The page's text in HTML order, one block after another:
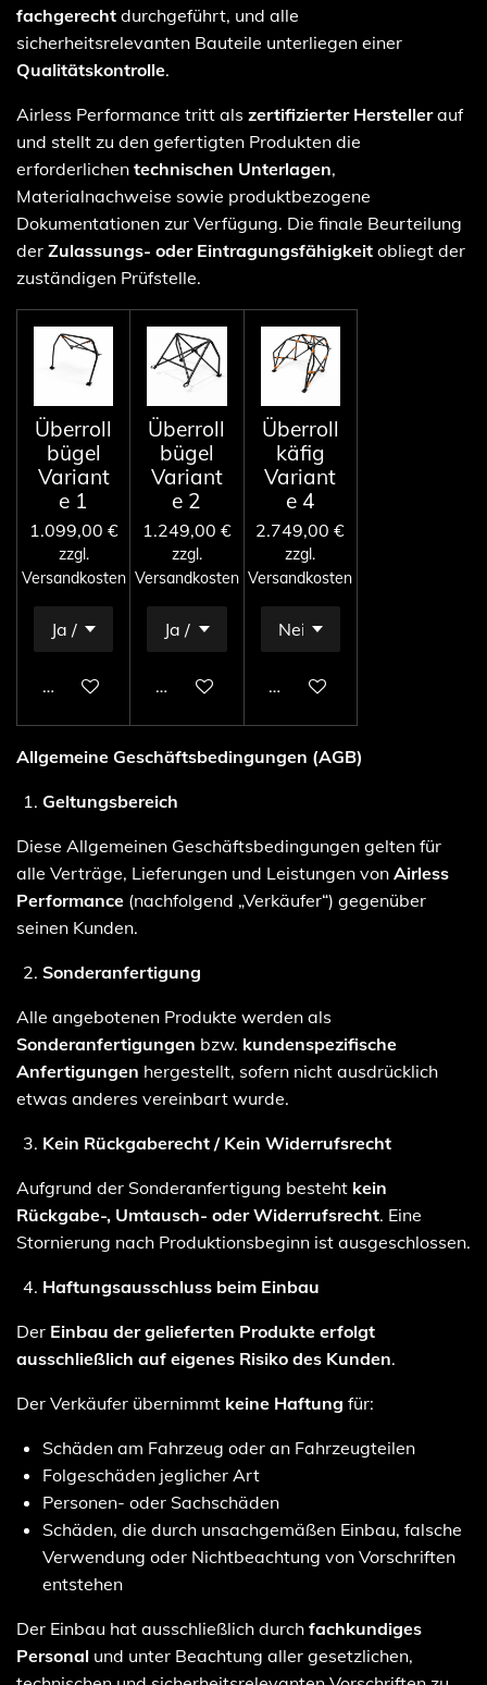
fachgerecht durchgeführt, und alle
sicherheitsrelevanten Bauteile unterliegen einer
Qualitätskontrolle.
Airless Performance tritt als zertifizierter Herstellerauf
und stellt zu den gefertigten Produkten die
erforderlichen technischen Unterlagen,
Materialnachweise sowie produktbezogene
Dokumentationen zur Verfügung. Die finale Beurteilung
der Zulassungs- oder Eintragungsfähigkeit obliegt der
zuständigen Prüfstelle.
Überroll
bügel
Variant
e 1
1.099,00 €
zzgl.
Versandkosten
In den Warenkorb
Überroll
bügel
Variant
e 2
1.249,00 €
zzgl.
Versandkosten
In den Warenkorb
Überroll
käfig
Variant
e 4
2.749,00 €
zzgl.
Versandkosten
In den Warenkorb
Allgemeine Geschäftsbedingungen (AGB)
Geltungsbereich
Diese Allgemeinen Geschäftsbedingungen gelten für
alle Verträge, Lieferungen und Leistungen von Airless
Performance (nachfolgend „Verkäufer“) gegenüber
seinen Kunden.
Sonderanfertigung
Alle angebotenen Produkte werden als
Sonderanfertigungen bzw. kundenspezifische
Anfertigungen hergestellt, sofern nicht ausdrücklich
etwas anderes vereinbart wurde.
Kein Rückgaberecht / Kein Widerrufsrecht
Aufgrund der Sonderanfertigung besteht kein
Rückgabe-, Umtausch- oder Widerrufsrecht. Eine
Stornierung nach Produktionsbeginn ist ausgeschlossen.
Haftungsausschluss beim Einbau
Der Einbau der gelieferten Produkte erfolgt
ausschließlich auf eigenes Risiko des Kunden.
Der Verkäufer übernimmt keine Haftung für:
Schäden am Fahrzeug oder an Fahrzeugteilen
Folgeschäden jeglicher Art
Personen- oder Sachschäden
Schäden, die durch unsachgemäßen Einbau, falsche
Verwendung oder Nichtbeachtung von Vorschriften
entstehen
Der Einbau hat ausschließlich durch fachkundiges
Personal und unter Beachtung aller gesetzlichen,